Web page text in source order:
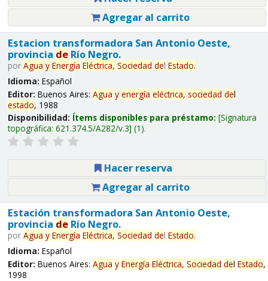
Agregar al carrito
Estacion transformadora San Antonio Oeste,
provincia deRío Negro.
por Agua y Energía Eléctrica, Sociedad del Estado.
Idioma: Español
Editor: Buenos Aires: Agua y energía eléctrica, sociedad del
estado, 1988
Disponibilidad: Ítems disponibles para préstamo: Signatura
topográfica: 621.374.5/A282/v.3 (1).
Hacer reserva
Agregar al carrito
Estación transformadora San Antonio Oeste,
provincia deRío Negro.
por Agua y Energía Eléctrica, Sociedad del Estado.
Idioma: Español
Editor: Buenos Aires: Agua y Energía Eléctrica, Sociedad del Estado,
1998